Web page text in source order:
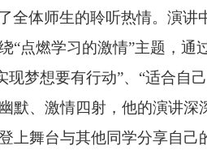
体师生的聆听热情。演讲
“点燃学习的激情”主题，通
梦想要有行动”、“适合自
、激情四射，他的演讲
舞台与其他同学分享自